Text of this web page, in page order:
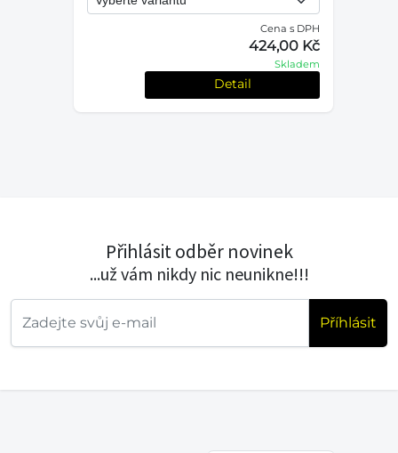
Cena s DPH
424,00 Kč
Skladem
Detail
Přihlásit odběr novinek
...už vám nikdy nic neunikne!!!
Příhlásit